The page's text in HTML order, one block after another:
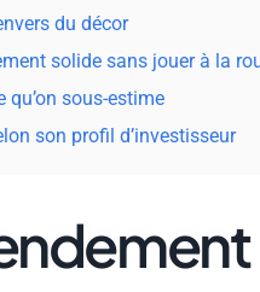
du décor
solide sans jouer à la
sous-estime
son profil d’investisseur